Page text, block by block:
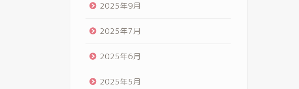
2025年9月
2025年7月
2025年6月
2025年5月